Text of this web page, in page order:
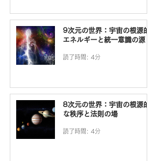
9次元の世界：宇宙の根源的
エネルギーと統一意識の源
読了時間: 4分
8次元の世界：宇宙の根源的
な秩序と法則の場
読了時間: 4分